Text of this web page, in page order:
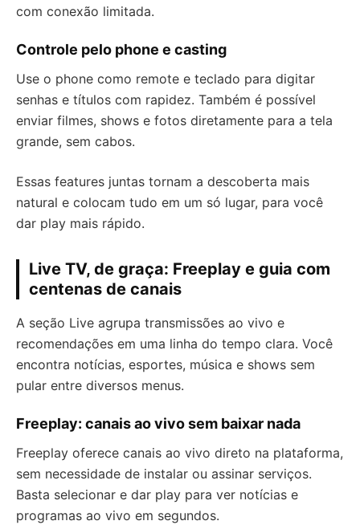
com conexão limitada.
Controle pelo phone e casting
Use o phone como remote e teclado para digitar
senhas e títulos com rapidez. Também é possível
enviar filmes, shows e fotos diretamente para a tela
grande, sem cabos.
Essas features juntas tornam a descoberta mais
natural e colocam tudo em um só lugar, para você
dar play mais rápido.
Live TV, de graça: Freeplay e guia com
centenas de canais
A seção Live agrupa transmissões ao vivo e
recomendações em uma linha do tempo clara. Você
encontra notícias, esportes, música e shows sem
pular entre diversos menus.
Freeplay: canais ao vivo sem baixar nada
Freeplay oferece canais ao vivo direto na plataforma,
sem necessidade de instalar ou assinar serviços.
Basta selecionar e dar play para ver notícias e
programas ao vivo em segundos.